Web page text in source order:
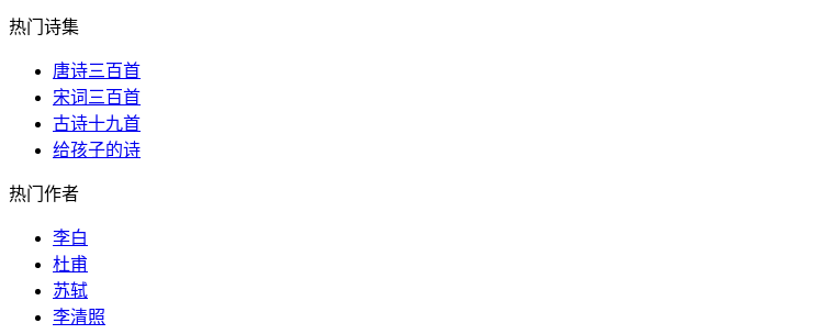
热门诗集
唐诗三百首
宋词三百首
古诗十九首
给孩子的诗
热门作者
李白
杜甫
苏轼
李清照